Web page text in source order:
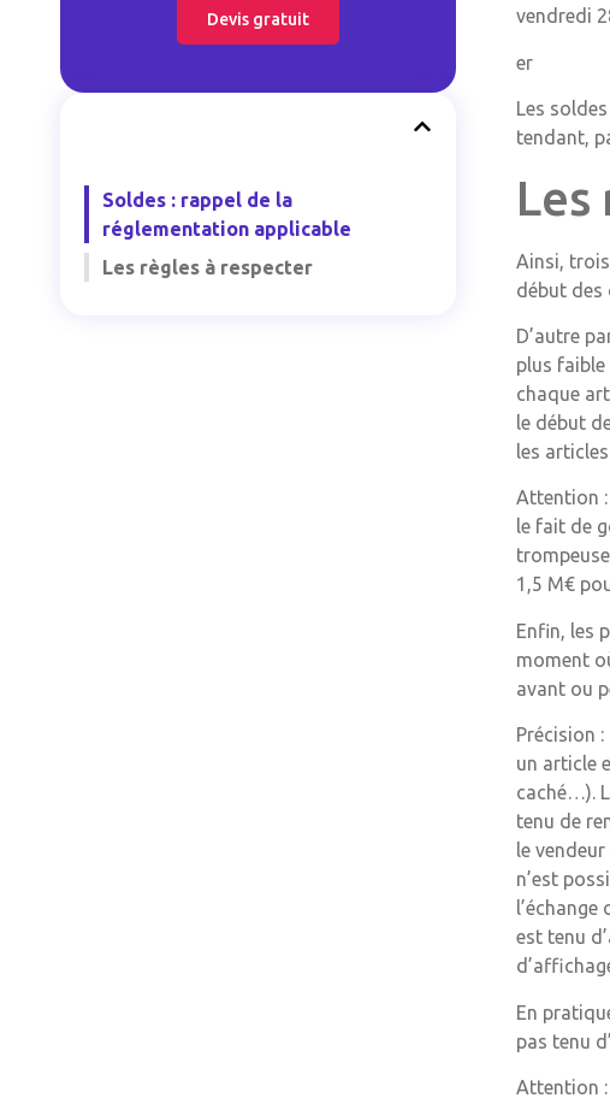
Devis gratuit
Soldes : rappel de la
réglementation applicable
Les règles à respecter
vendredi
er
Les
tendant,
Ainsi,
début des
D’autre
plus faible
chaque
le début
les
Attention :
le fait de
1,5 M€
Enfin, les
moment
avant ou
Précision :
un article
caché…).
tenu de
le
n’est
est tenu
En
pas tenu
Attention :